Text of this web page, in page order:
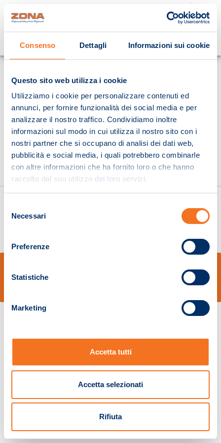
Consenso Dettagli Informazioni sui cookie
Questo sito web utilizza i cookie
Utilizziamo i cookie per personalizzare contenuti ed
annunci, per fornire funzionalità dei social media e per
analizzare il nostro traffico. Condividiamo inoltre
informazioni sul modo in cui utilizza il nostro sito con i
nostri partner che si occupano di analisi dei dati web,
pubblicità e social media, i quali potrebbero combinarle
con altre informazioni che ha fornito loro o che hanno
raccolto dal suo utilizzo dei loro servizi.
delNecessari
Preferenze
Statistiche
Marketing
Accetta tutti
Accetta selezionati
Rifiuta
Cosa stai cercando?
Pistoia 01680210505 – R.E.A. n.155974 - Cap.Soc. € 2.000.000,00 i.v. La
Società adotta il Codice Etico D.lgs. 231/01